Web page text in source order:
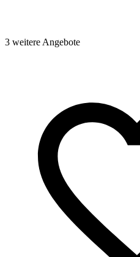
3 weitere Angebote